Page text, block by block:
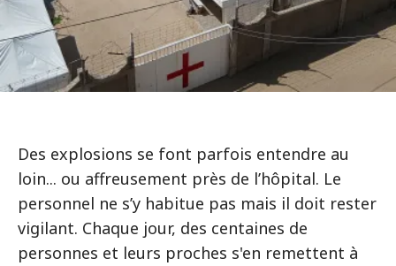
Des explosions se font parfois entendre au
loin... ou affreusement près de l’hôpital. Le
personnel ne s’y habitue pas mais il doit rester
vigilant. Chaque jour, des centaines de
personnes et leurs proches s'en remettent à